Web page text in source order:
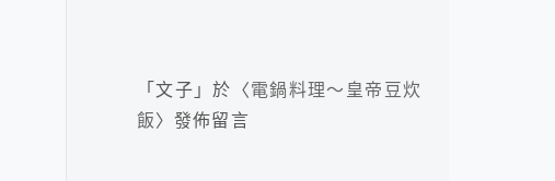
「文子 」於〈電鍋料理～皇帝豆炊
飯〉發佈留言